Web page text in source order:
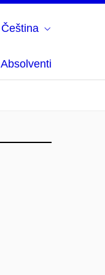
Čeština
Absolventi